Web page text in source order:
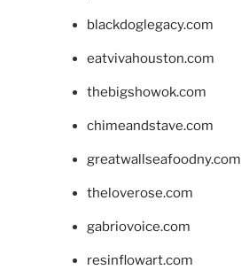
blackdoglegacy.com
eatvivahouston.com
thebigshowok.com
chimeandstave.com
greatwallseafoodny.com
theloverose.com
gabriovoice.com
resinflowart.com